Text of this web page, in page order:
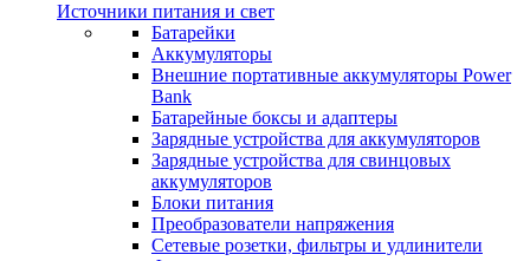
Источники питания и свет
Батарейки
Аккумуляторы
Внешние портативные аккумуляторы Power
Bank
Батарейные боксы и адаптеры
Зарядные устройства для аккумуляторов
Зарядные устройства для свинцовых
аккумуляторов
Блоки питания
Преобразователи напряжения
Сетевые розетки, фильтры и удлинители